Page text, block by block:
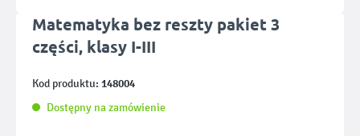
Matematyka bez reszty pakiet 3
części, klasy I-III
Kod produktu: 148004
Dostępny na zamówienie